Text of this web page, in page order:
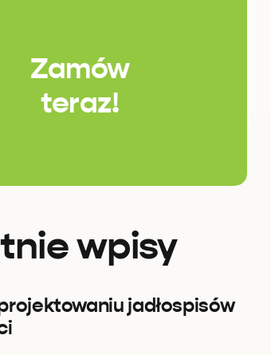
Zamów
teraz!
wpisy
jadłospisów